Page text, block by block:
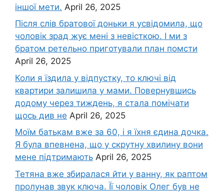
іншої мети. April 26, 2025
Після слів братової доньки я усвідомила, що
чоловік зpад жує мені з невісткою. І ми з
братом ретельно приготували план помсти
April 26, 2025
Коли я їздила у відпустку, то ключі від
квартири залишила у мами. Повернувшись
додому через тиждень, я стала помічати
щось див не April 26, 2025
Моїм батькам вже за 60, і я їхня єдина дочка.
Я була впевнена, що у скрутну хвилину вони
мене підтримають April 26, 2025
Тетяна вже збиралася йти у ванну, як раптом
пролунав звук ключа. Її чоловік Олег був не